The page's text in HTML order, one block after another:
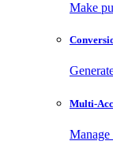
Make
Multi-